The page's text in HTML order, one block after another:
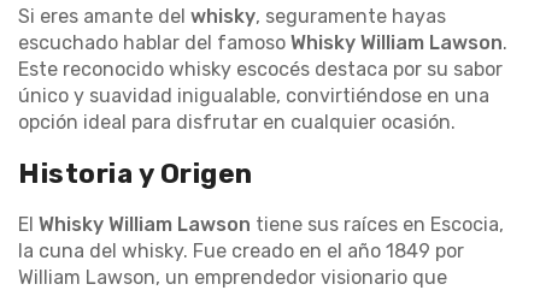
Si eres amante del whisky, seguramente hayas
escuchado hablar del famoso Whisky William Lawson.
Este reconocido whisky escocés destaca por su sabor
único y suavidad inigualable, convirtiéndose en una
opción ideal para disfrutar en cualquier ocasión.
Historia y Origen
El Whisky William Lawson tiene sus raíces en Escocia,
la cuna del whisky. Fue creado en el año 1849 por
William Lawson, un emprendedor visionario que